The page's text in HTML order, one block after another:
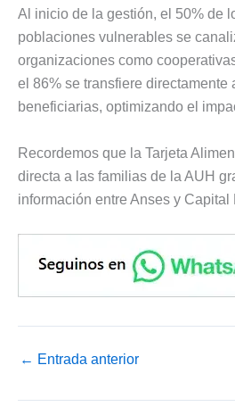
Al inicio de la gestión, el 50% de
poblaciones vulnerables se
organizaciones como
el 86% se transfiere directamente
beneficiarias, optimizando el
Recordemos que la Tarjeta
directa a las familias de la AUH
información entre Anses y Capital
← Entrada anterior